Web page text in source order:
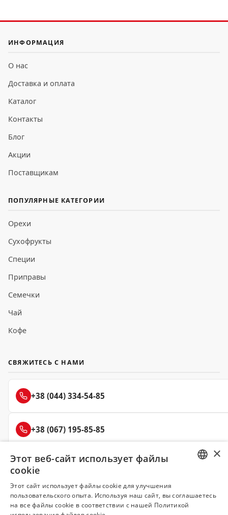
ИНФОРМАЦИЯ
О нас
Доставка и оплата
Каталог
Контакты
Блог
Акции
Поставщикам
ПОПУЛЯРНЫЕ КАТЕГОРИИ
Орехи
Сухофрукты
Специи
Приправы
Семечки
Чай
Кофе
СВЯЖИТЕСЬ С НАМИ
+38 (044) 334-54-85
+38 (067) 195-85-85
+38 (050) 145-85-45
UKRAINIAN
×
Этот веб-сайт использует файлы
cookie
Этот сайт использует файлы cookie для улучшения
пользовательского опыта. Используя наш сайт, вы соглашаетесь
на все файлы cookie в соответствии с нашей Политикой